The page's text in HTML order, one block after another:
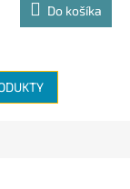
M
Do košíka